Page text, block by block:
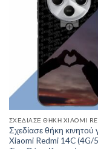
Σχεδίασε θήκη κινητού
Xiaomi Redmi 14C (4G/